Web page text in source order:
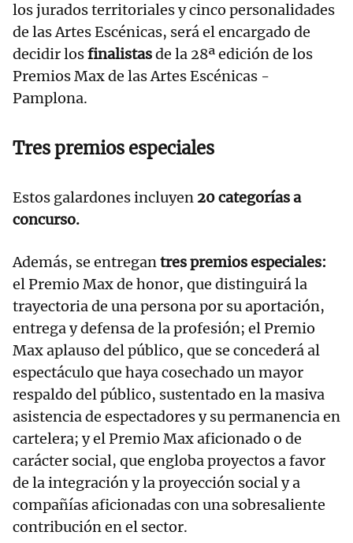
los jurados territoriales y cinco personalidades
de las Artes Escénicas, será el encargado de
decidir losfinalistasde la 28ª edición de los
Premios Max de las Artes Escénicas -
Pamplona.
Tres premios especiales
Estos galardones incluyen 20 categorías a
concurso.
Además, se entregantres premios especiales:
el Premio Max de honor, que distinguirá la
trayectoria de una persona por su aportación,
entrega y defensa de la profesión; el Premio
Max aplauso del público, que se concederá al
espectáculo que haya cosechado un mayor
respaldo del público, sustentado en la masiva
asistencia de espectadores y su permanencia en
cartelera; y el Premio Max aficionado o de
carácter social, que engloba proyectos a favor
de la integración y la proyección social y a
compañías aficionadas con una sobresaliente
contribución en el sector.